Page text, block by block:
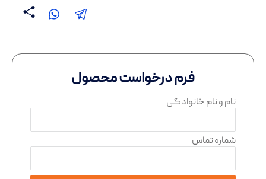
فرم درخواست محصول
نام و نام خانوادگی
شماره تماس